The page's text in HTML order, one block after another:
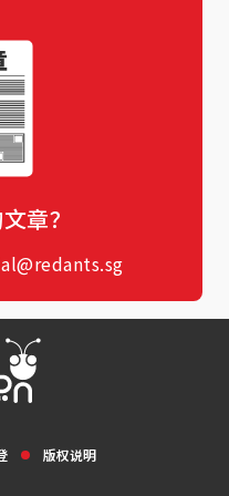
章？
版权说明